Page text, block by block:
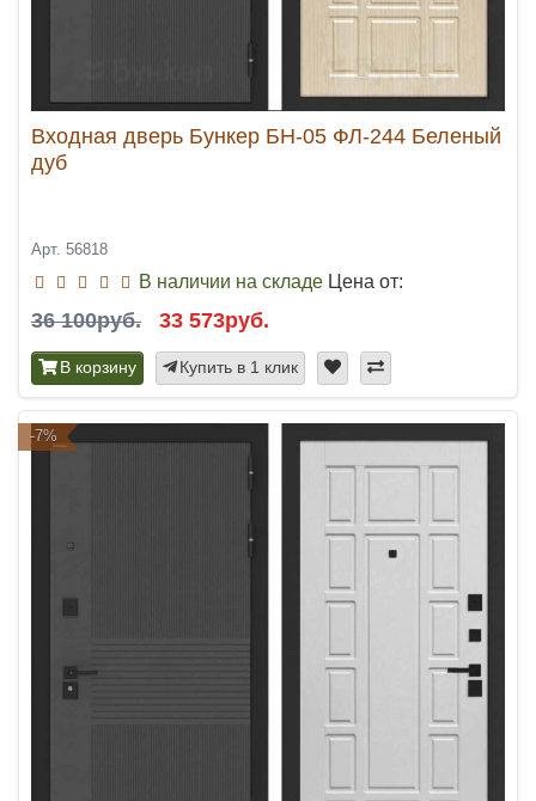
Входная дверь Бункер БН-05 ФЛ-244 Беленый
дуб
Арт. 56818
В наличии на складе Цена от:
36 100руб. 33 573руб.
В корзину Купить в 1 клик
-7%